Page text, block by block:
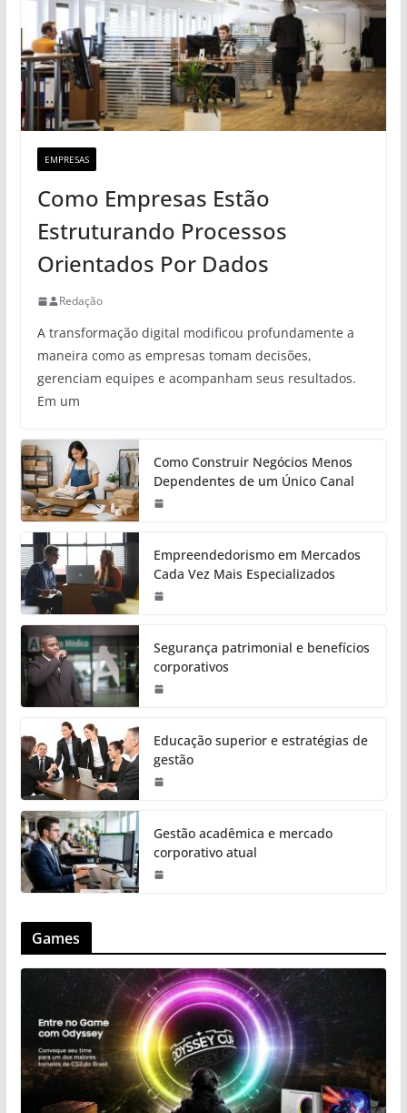
EMPRESAS
Como Empresas Estão
Estruturando Processos
Orientados Por Dados
Redação
A transformação digital modificou profundamente a
maneira como as empresas tomam decisões,
gerenciam equipes e acompanham seus resultados.
Em um
Como Construir Negócios Menos
Dependentes de um Único Canal
Empreendedorismo em Mercados
Cada Vez Mais Especializados
Segurança patrimonial e benefícios
corporativos
Educação superior e estratégias de
gestão
Gestão acadêmica e mercado
corporativo atual
Games